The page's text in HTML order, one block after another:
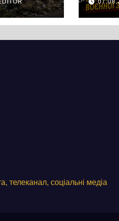
на
телеканал, соціальні медіа